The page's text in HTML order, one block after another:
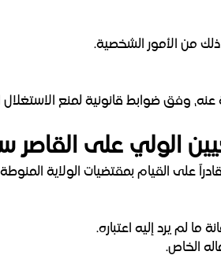
ذلك من الأمور الشخصية.
عنه، وفق ضوابط قانونية لمنع
الولي على القاصر
على القيام بمقتضيات الولاية
ما لم يرد إليه اعتباره.
الخاص.